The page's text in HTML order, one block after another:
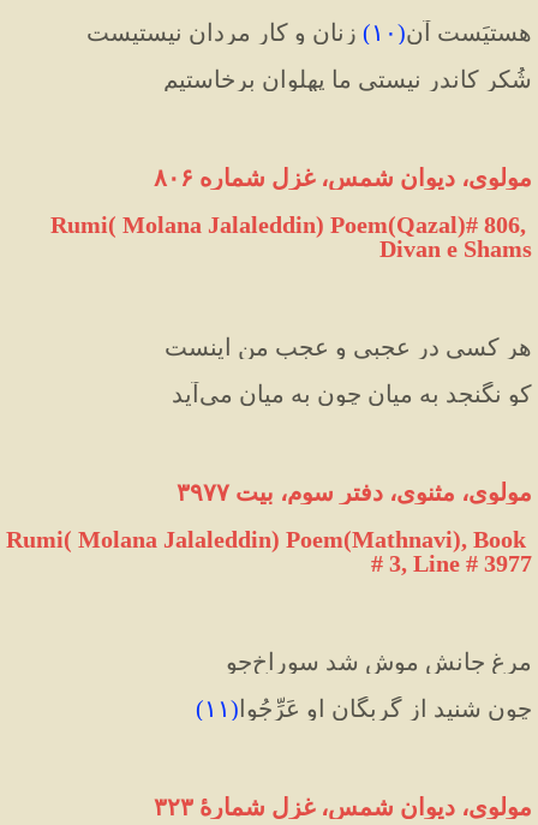
هستیَست آنِ(۱۰) زنان و کارِ مردان نیستیست
شُکر کاندر نیستی ما پهلوان برخاستیم
مولوی، دیوان شمس، غزل شماره ۸۰۶
Rumi( Molana Jalaleddin) Poem(Qazal)# 806,
Divan e Shams
هر کسی در عجبی و عجبِ من اینست
کو نگنجد به میان چون به میان می‌آید
مولوی، مثنوی، دفتر سوم، بیت ۳۹۷۷
Rumi( Molana Jalaleddin) Poem(Mathnavi), Book
# 3, Line # 3977
مرغِ جانش موش شد سوراخ‌جو
چون شنید از گربگان او عَرِّجُوا (۱۱)
مولوی، دیوان شمس، غزل شمارهٔ ۳۲۳